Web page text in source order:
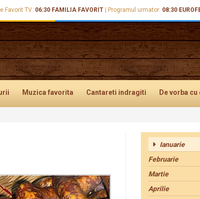
Favorit TV: 06:30 FAMILIA FAVORIT Programul urmator: 08:30
Muzica favorita Cantareti indragiti De vorba cu
Ianuarie
Februarie
Martie
Aprilie